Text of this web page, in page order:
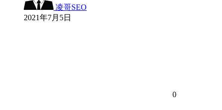
凌哥SEO
2021年7月5日
0